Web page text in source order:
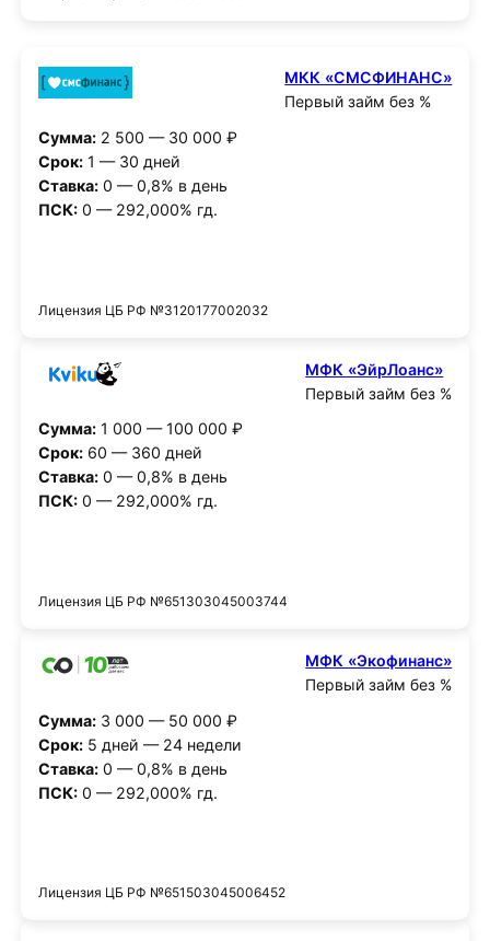
МКК «СМСФИНАНС»
Первый займ без %
Сумма:2 500 — 30 000 ₽
Срок:1 — 30 дней
Ставка:0 — 0,8% в день
ПСК:0 — 292,000% гд.
Лицензия ЦБ РФ №3120177002032
МФК «ЭйрЛоанс»
Первый займ без %
Сумма:1 000 — 100 000 ₽
Срок:60 — 360 дней
Ставка:0 — 0,8% в день
ПСК:0 — 292,000% гд.
Лицензия ЦБ РФ №651303045003744
МФК «Экофинанс»
Первый займ без %
Сумма:3 000 — 50 000 ₽
Срок:5 дней — 24 недели
Ставка:0 — 0,8% в день
ПСК:0 — 292,000% гд.
Лицензия ЦБ РФ №651503045006452